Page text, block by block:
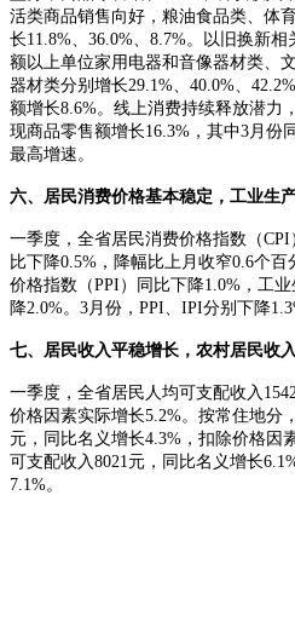
活类商品销售向好，粮油食品类、体
长11.8%、36.0%、8.7%。以旧换新
额以上单位家用电器和音像器材类、
器材类分别增长29.1%、40.0%、
额增长8.6%。线上消费持续释放潜力
现商品零售额增长16.3%，其中3月份
最高增速。
六、居民消费价格基本稳定，工业生
一季度，全省居民消费价格指数（CPI
比下降0.5%，降幅比上月收窄0.6个
价格指数（PPI）同比下降1.0%，工
降2.0%。3月份，PPI、IPI分别下降
七、居民收入平稳增长，农村居民收
一季度，全省居民人均可支配收入
价格因素实际增长5.2%。按常住地分
元，同比名义增长4.3%，扣除价格因
可支配收入8021元，同比名义增长
7.1%。